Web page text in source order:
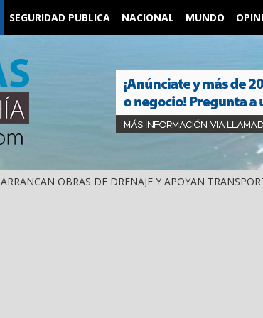
SEGURIDAD PUBLICA NACIONAL MUNDO
ARRANCAN OBRAS DE DRENAJE Y APOYAN